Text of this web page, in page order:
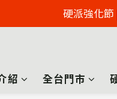
2026父親
硬派強化節
紹 全台門市